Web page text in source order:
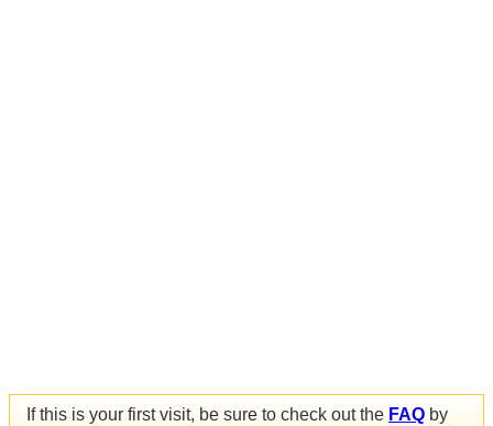
If this is your first visit, be sure to check out the FAQ by